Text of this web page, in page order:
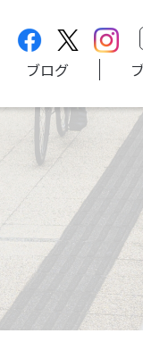
ブログ